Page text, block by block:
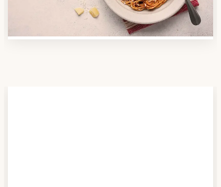
Verschaffen Sie sich auch einen Überblick über die
Essen auf Rädern-Kosten.